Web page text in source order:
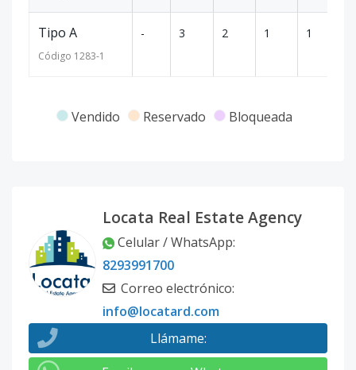
Tipo A
Código 1283-1
- 3 2 1 1
Vendido Reservado Bloqueada
Locata Real Estate Agency
Celular / WhatsApp:
8293991700
Correo electrónico:
info@locatard.com
Llámame: